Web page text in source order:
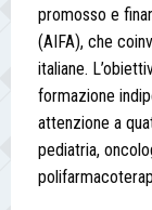
promosso e
(AIFA), che
italiane.
formazione
attenzione a
pediatria,